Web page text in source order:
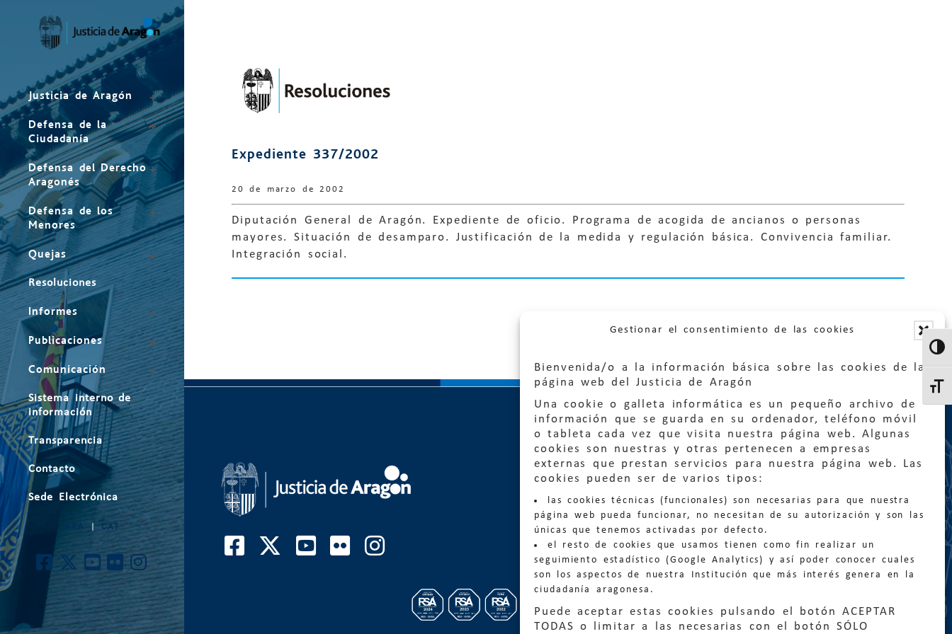
Gestionar el consentimiento de las cookies
Bienvenida/o a la información básica sobre las cookies de la
página web del Justicia de Aragón
Una cookie o galleta informática es un pequeño archivo de
información que se guarda en su ordenador, teléfono móvil
o tableta cada vez que visita nuestra página web. Algunas
cookies son nuestras y otras pertenecen a empresas
externas que prestan servicios para nuestra página web. Las
cookies pueden ser de varios tipos:
las cookies técnicas (funcionales) son necesarias para que nuestra
página web pueda funcionar, no necesitan de su autorización y son las
únicas que tenemos activadas por defecto.
el resto de cookies que usamos tienen como fin realizar un
seguimiento estadístico (Google Analytics) y así poder conocer cuales
son los aspectos de nuestra Institución que más interés genera en la
ciudadanía aragonesa.
Puede aceptar estas cookies pulsando el botón ACEPTAR
TODAS o limitar a las necesarias con el botón SÓLO
Justicia de Aragón
Defensa de la
Ciudadanía
Defensa del Derecho
Aragonés
Defensa de los
Menores
Quejas
Resoluciones
Informes
Publicaciones
Comunicación
Sistema interno de
información
Transparencia
Contacto
Sede Electrónica
|CAT
Expediente 337/2002
20 de marzo de 2002
Diputación General de Aragón. Expediente de oficio. Programa de acogida de ancianos o personas
mayores. Situación de desamparo. Justificación de la medida y regulación básica. Convivencia familiar.
Integración social.
Quejas:quejas@eljusticiadearagon.es
Información general:
informacion@eljusticiadearagon.es
Teléfonos: 900 210 210/ 976 399 354